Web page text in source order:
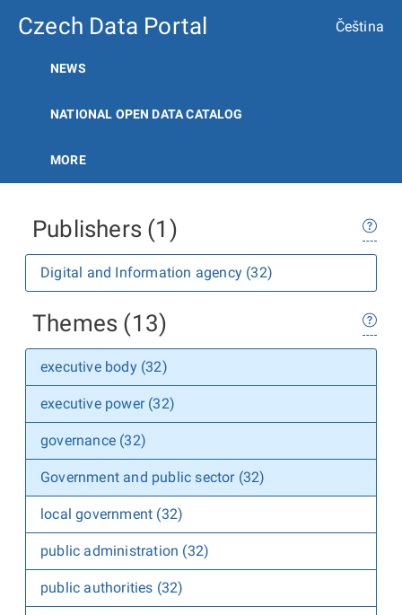
Czech Data Portal Čeština
NEWS
NATIONAL OPEN DATA CATALOG
MORE
Publishers (1)
Digital and Information agency (32)
Themes (13)
executive body (32)
executive power (32)
governance (32)
Government and public sector (32)
local government (32)
public administration (32)
public authorities (32)